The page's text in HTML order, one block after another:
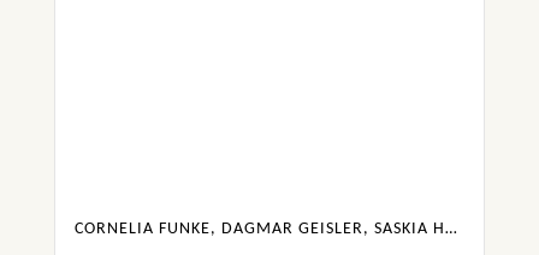
CORNELIA FUNKE, DAGMAR GEISLER, SASKIA HULA, JULIA BOEHME, URSULA POZNANSKI, SABINE BOHLMANN